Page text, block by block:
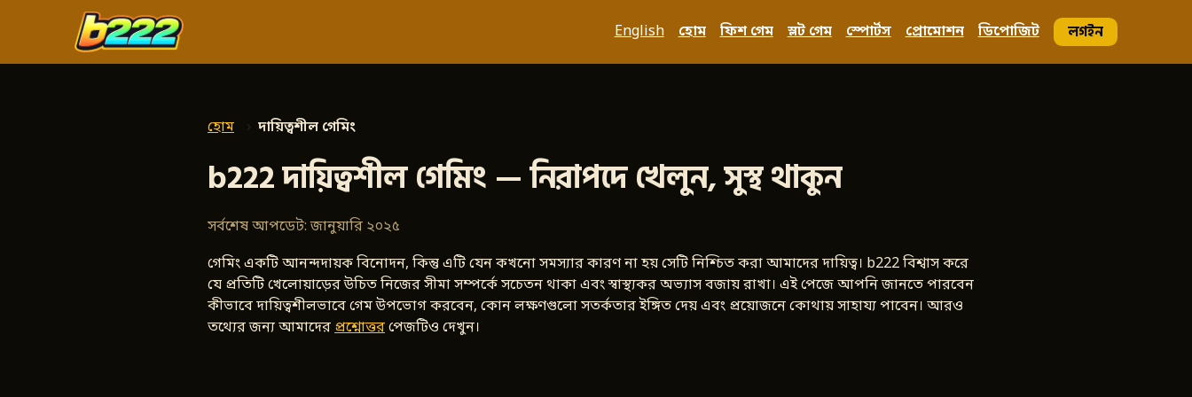
English হোম ফিশ গেম স্লট গেম স্পোর্টস প্রোমোশন ডিপোজিট লগইন
হোম দায়িত্বশীল গেমিং
b222 দায়িত্বশীল গেমিং — নিরাপদে খেলুন, সুস্থ থাকুন
সর্বশেষ আপডেট: জানুয়ারি ২০২৫
গেমিং একটি আনন্দদায়ক বিনোদন, কিন্তু এটি যেন কখনো সমস্যার কারণ না হয় সেটি নিশ্চিত করা আমাদের দায়িত্ব। b222 বিশ্বাস করে
যে প্রতিটি খেলোয়াড়ের উচিত নিজের সীমা সম্পর্কে সচেতন থাকা এবং স্বাস্থ্যকর অভ্যাস বজায় রাখা। এই পেজে আপনি জানতে পারবেন
কীভাবে দায়িত্বশীলভাবে গেম উপভোগ করবেন, কোন লক্ষণগুলো সতর্কতার ইঙ্গিত দেয় এবং প্রয়োজনে কোথায় সাহায্য পাবেন। আরও
তথ্যের জন্য আমাদেরপ্রশ্নোত্তরপেজটিও দেখুন।